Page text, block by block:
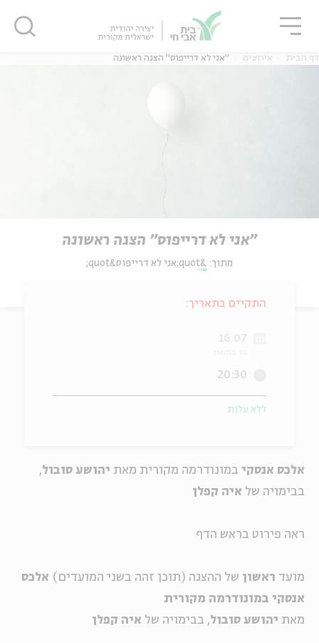
דף הבית אירועים "אני לא דרייפוס" הצגה ראשונה
"אני לא דרייפוס" הצגה ראשונה
מתוך: &quot;אני לא דרייפוס&quot;
אלכס אנסקי במונודרמה מקורית מאת יהושע סובול,
בבימויה של איה קפלן
ראה פירוט בראש הדף
מועד ראשון של ההצגה (תוכן זהה בשני המועדים) אלכס
אנסקי במונודרמה מקורית
מאת יהושע סובול, בבימויה של איה קפלן
התקיים בתאריך:
16.07
20:30
ללא עלות
סגור